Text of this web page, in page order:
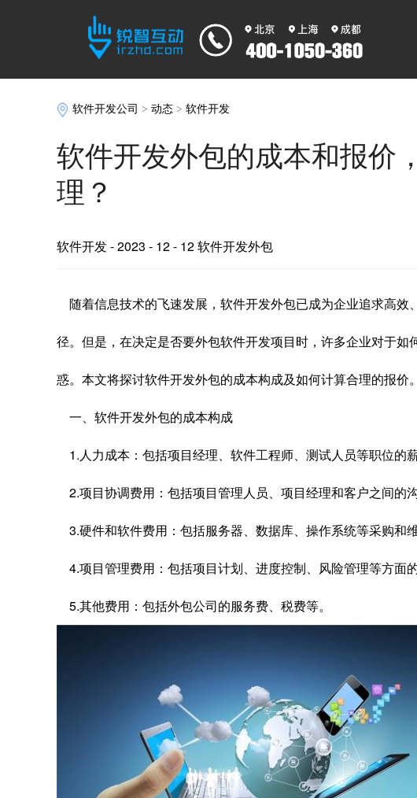
软件开发公司 >动态 >软件开发
软件开发外包的成本和报价
理？
软件开发- 2023 - 12 - 12 软件开发外包
随着信息技术的飞速发展，软件开发外包已成为企业追求高效
径。但是，在决定是否要外包软件开发项目时，许多企业对于如
惑。本文将探讨软件开发外包的成本构成及如何计算合理的报价。
一、软件开发外包的成本构成
1.人力成本：包括项目经理、软件工程师、测试人员等职位的
2.项目协调费用：包括项目管理人员、项目经理和客户之间的
3.硬件和软件费用：包括服务器、数据库、操作系统等采购和维
4.项目管理费用：包括项目计划、进度控制、风险管理等方面的
5.其他费用：包括外包公司的服务费、税费等。